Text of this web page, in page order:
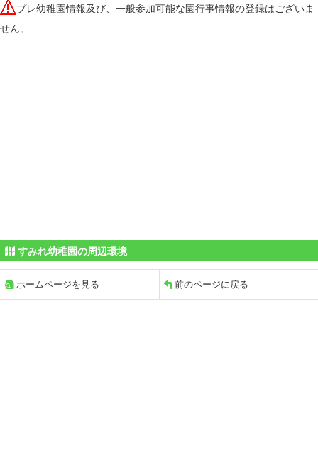
プレ幼稚園情報及び、一般参加可能な園行事情報の登録はございま
せん。
すみれ幼稚園の周辺環境
ホームページを見る 前のページに戻る